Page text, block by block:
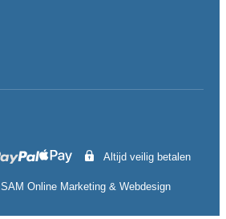
Altijd veilig betalen
SAM Online Marketing& Webdesign